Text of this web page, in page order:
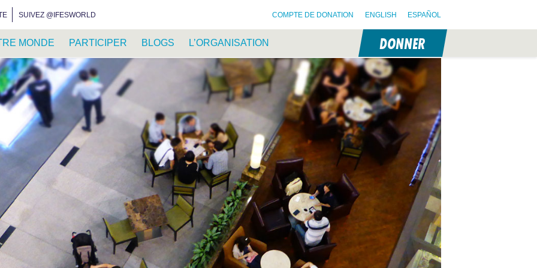
SUIVEZ @IFESWORLD COMPTE DE DONATION ENGLISH ESPAÑOL
MONDE PARTICIPER BLOGS L’ORGANISATION DONNER